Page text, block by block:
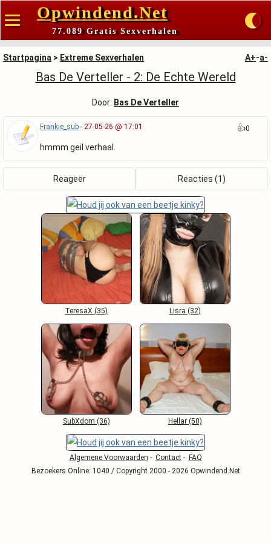
Opwindend.Net
77.089 Gratis Sexverhalen
Startpagina > Extreme Sexverhalen A+-a-
Bas De Verteller - 2: De Echte Wereld
Door: Bas De Verteller
Frankie_sub - 27-05-26 @ 17:01
hmmm geil verhaal.
👍0
Reageer Reacties (1)
TeresaX (35) Lisra (32)
SubXdom (36) Hellar (50)
Algemene Voorwaarden - Contact- FAQ
Bezoekers Online: 1040 / Copyright 2000 - 2026 Opwindend.Net